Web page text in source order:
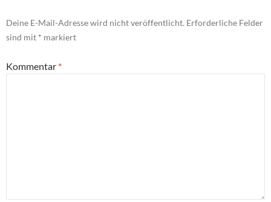
Deine E-Mail-Adresse wird nicht veröffentlicht. Erforderliche Felder
sind mit * markiert
Kommentar *